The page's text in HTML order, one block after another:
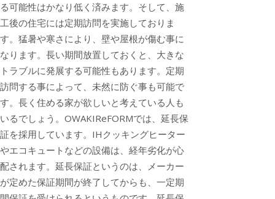
る可能性はかなり低く済みます。そして、施
工後の住宅には定期訪問を実施しておりま
す。猛暑や寒さにより、壁や屋根が傷む事に
なります。長い期間放置しておくと、大きな
トラブルに発展する可能性もあります。定期
訪問する事によって、未然に防ぐ事も可能で
す。長く住める家が欲しいと考えている人も
いるでしょう。OWAKIReFORMでは、延長保
証を採用しています。IHクッキングヒーター
やエコキュートなどの設備は、経年劣化が心
配されます。延長保証というのは、メーカー
が定めた保証期間が終了してからも、一定期